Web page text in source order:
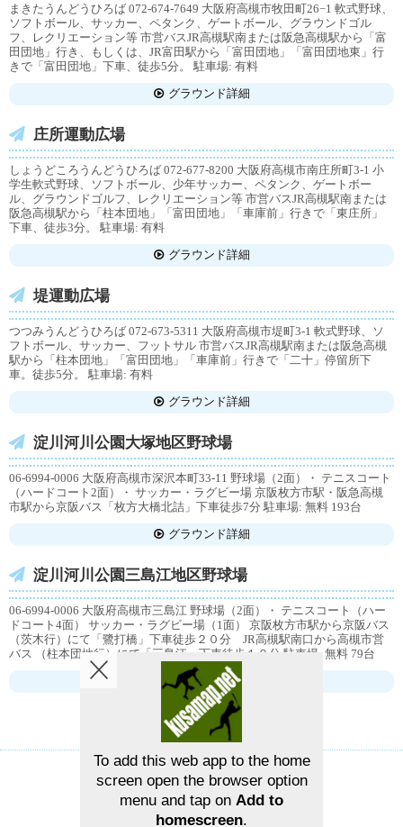
まきたうんどうひろば 072-674-7649 大阪府高槻市牧田町26−1 軟式野球、
ソフトボール、サッカー、ペタンク、ゲートボール、グラウンドゴル
フ、レクリエーション等 市営バスJR高槻駅南または阪急高槻駅から「富
田団地」行き、もしくは、JR富田駅から「富田団地」「富田団地東」行
きで「富田団地」下車、徒歩5分。 駐車場: 有料
グラウンド詳細
庄所運動広場
しょうどころうんどうひろば 072-677-8200 大阪府高槻市南庄所町3-1 小
学生軟式野球、ソフトボール、少年サッカー、ペタンク、ゲートボー
ル、グラウンドゴルフ、レクリエーション等 市営バスJR高槻駅南または
阪急高槻駅から「柱本団地」「富田団地」「車庫前」行きで「東庄所」
下車、徒歩3分。 駐車場: 有料
グラウンド詳細
堤運動広場
つつみうんどうひろば 072-673-5311 大阪府高槻市堤町3-1 軟式野球、ソ
フトボール、サッカー、フットサル 市営バスJR高槻駅南または阪急高槻
駅から「柱本団地」「富田団地」「車庫前」行きで「二十」停留所下
車。徒歩5分。 駐車場: 有料
グラウンド詳細
淀川河川公園大塚地区野球場
06-6994-0006 大阪府高槻市深沢本町33-11 野球場（2面）・ テニスコート
（ハードコート2面）・ サッカー・ラグビー場 京阪枚方市駅・阪急高槻
市駅から京阪バス「枚方大橋北詰」下車徒歩7分 駐車場: 無料 193台
グラウンド詳細
淀川河川公園三島江地区野球場
06-6994-0006 大阪府高槻市三島江 野球場（2面）・ テニスコート（ハー
ドコート4面） サッカー・ラグビー場（1面） 京阪枚方市駅から京阪バス
（茨木行）にて「鷺打橋」下車徒歩２０分 JR高槻駅南口から高槻市営
バス （柱本団地行）にて「三島江」下車徒歩１０分 駐車場: 無料 79台
グラウンド詳細
草野球グラウンドマップ お問い合せ
草野球グラウンドマップ
To add this web app to the home
screen open the browser option
menu and tap on Add to
homescreen.